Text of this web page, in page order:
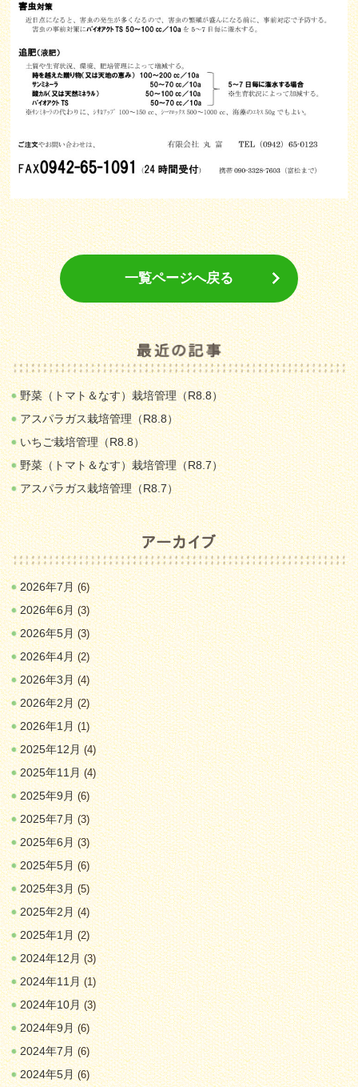
一覧ページへ戻る
野菜（トマト＆なす）栽培管理（R8.8）
アスパラガス栽培管理（R8.8）
いちご栽培管理（R8.8）
野菜（トマト＆なす）栽培管理（R8.7）
アスパラガス栽培管理（R8.7）
2026年7月(6)
2026年6月(3)
2026年5月(3)
2026年4月(2)
2026年3月(4)
2026年2月(2)
2026年1月(1)
2025年12月(4)
2025年11月(4)
2025年9月(6)
2025年7月(3)
2025年6月(3)
2025年5月(6)
2025年3月(5)
2025年2月(4)
2025年1月(2)
2024年12月(3)
2024年11月(1)
2024年10月(3)
2024年9月(6)
2024年7月(6)
2024年5月(6)